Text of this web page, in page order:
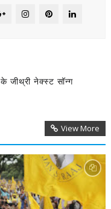
जीथ्री नेक्स्ट सॉन्ग
View More